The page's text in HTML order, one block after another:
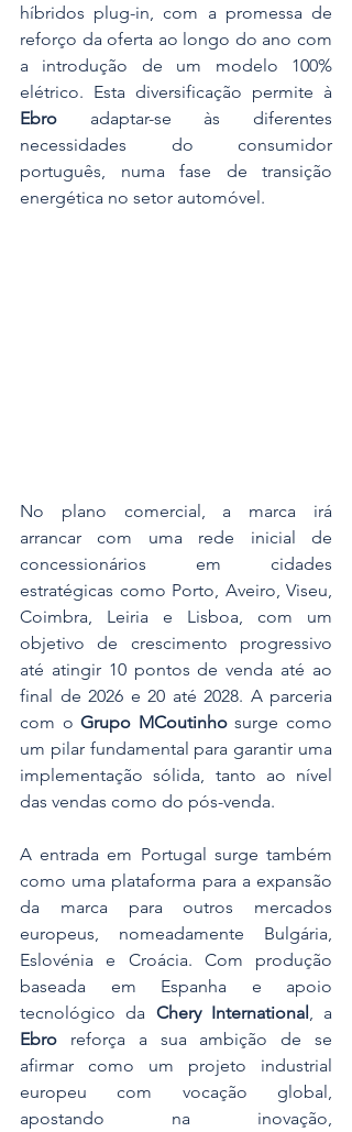
híbridos plug-in, com a promessa de
reforço da oferta ao longo do ano com
a introdução de um modelo 100%
Ebro adaptar-se às diferentes
necessidades do consumidor
português, numa fase de transição
energética no setor automóvel.
No plano comercial, a marca irá
arrancar com uma rede inicial de
concessionários em cidades
estratégicas como Porto, Aveiro, Viseu,
Coimbra, Leiria e Lisboa, com um
objetivo de crescimento progressivo
até atingir 10 pontos de venda até ao
final de 2026 e 20 até 2028. A parceria
com o Grupo MCoutinho surge como
um pilar fundamental para garantir uma
implementação sólida, tanto ao nível
das vendas como do pós-venda.
A entrada em Portugal surge também
como uma plataforma para a expansão
da marca para outros mercados
europeus, nomeadamente Bulgária,
Eslovénia e Croácia. Com produção
baseada em Espanha e apoio
tecnológico da Chery International
Ebro reforça a sua ambição de se
afirmar como um projeto industrial
europeu com vocação global,
apostando na inovação,